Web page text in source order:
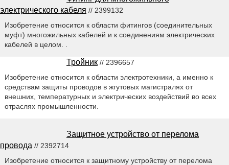
электрического кабеля // 2399132
Изобретение относится к области фитингов (соединительных
муфт) многожильных кабелей и к соединениям электрических
кабелей в целом. .
Тройник // 2396657
Изобретение относится к области электротехники, а именно к
средствам защиты проводов в жгутовых магистралях от
внешних, температурных и электрических воздействий во всех
отраслях промышленности.
Защитное устройство от перелома
провода // 2392714
Изобретение относится к защитному устройству от перелома